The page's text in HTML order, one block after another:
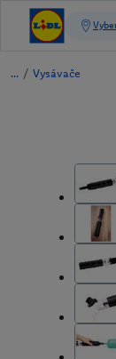
/ Vysávače